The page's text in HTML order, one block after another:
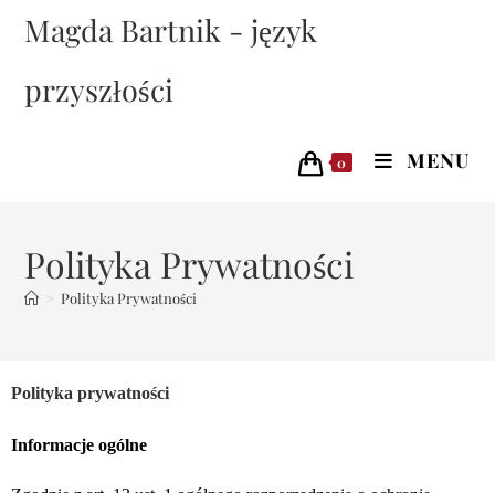
Magda Bartnik - język
przyszłości
0 MENU
Polityka Prywatności
> Polityka Prywatności
Polityka prywatności
Informacje ogólne